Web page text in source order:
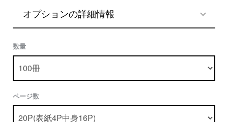
オプションの詳細情報
数量
ページ数